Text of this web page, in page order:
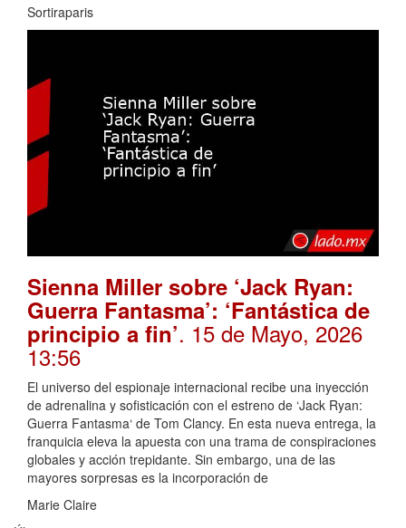
Sortiraparis
Sienna Miller sobre ‘Jack Ryan:
Guerra Fantasma’: ‘Fantástica de
principio a fin’. 15 de Mayo, 2026
13:56
El universo del espionaje internacional recibe una inyección
de adrenalina y sofisticación con el estreno de ‘Jack Ryan:
Guerra Fantasma‘ de Tom Clancy. En esta nueva entrega, la
franquicia eleva la apuesta con una trama de conspiraciones
globales y acción trepidante. Sin embargo, una de las
mayores sorpresas es la incorporación de
Marie Claire